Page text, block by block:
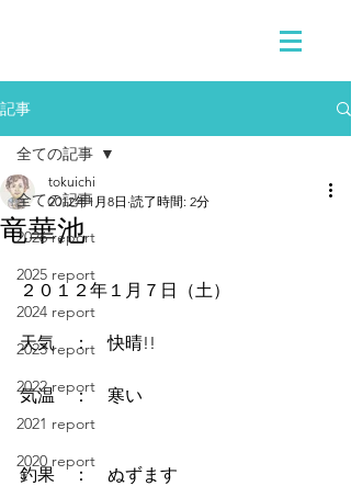
記事
全ての記事
2026 report
2025 report
2024 report
2023 report
2022 report
2021 report
2020 report
全ての記事
竜華池
tokuichi
2012年1月8日 読了時間: 2分
２０１２年１月７日（土）
天気　：　快晴!!
気温　：　寒い
釣果　：　ぬずます